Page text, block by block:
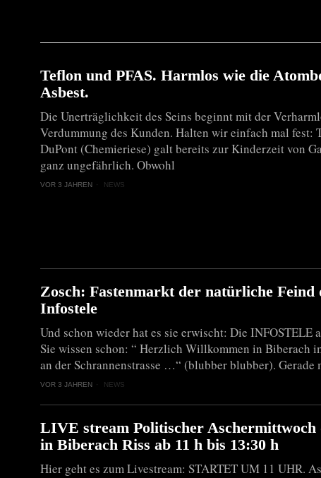
Teflon und PFAS. Harmlos wie die
Asbest.
Die Unerträglichkeit des Seins beginnt mit der
Verdummung des Kunden. Halten wir einfach mal fest:
DuPont (Chemieriese) galt bereits zur Kinderzeit von
ganz ungefährlich. Obwohl
VOR 3 JAHREN NEWS
Zosch: Fastenmarkt der natürliche Feind
Infostele
Und schon wieder hat es sie erwischt: Die INFOSTELE
Sie wissen schon: “ Herzlich Willkommen in Biberach
an der Schrannenstrasse …“ (blubber blubber).
VOR 3 JAHREN NEWS
LIVE stream Politischer Aschermittwoch
in Biberach Riss ab 11 h bis 13:30 h
Hier geht es zum Livestream: STARTET UM 11 UHR.